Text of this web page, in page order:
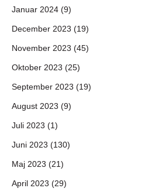
Januar 2024 (9)
December 2023 (19)
November 2023 (45)
Oktober 2023 (25)
September 2023 (19)
August 2023 (9)
Juli 2023 (1)
Juni 2023 (130)
Maj 2023 (21)
April 2023 (29)